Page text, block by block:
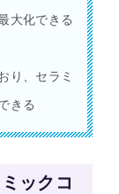
大化できる
り、セラミ
きる
ックコ